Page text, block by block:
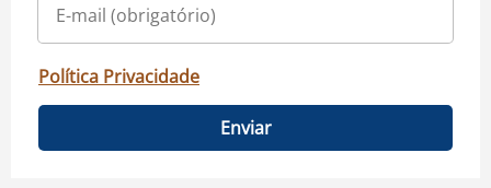
Política Privacidade
Enviar